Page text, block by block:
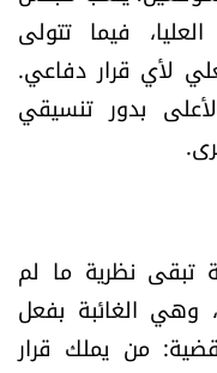
فيما تتولى
لأي قرار دفاعي.
بدور تنسيقي
تبقى نظرية ما لم
وهي الغائبة بفعل
من يملك قرار